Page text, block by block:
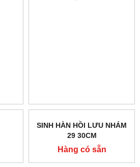
SINH HÀN HỒI LƯU NHÁM
29 30CM
Hàng có sẵn